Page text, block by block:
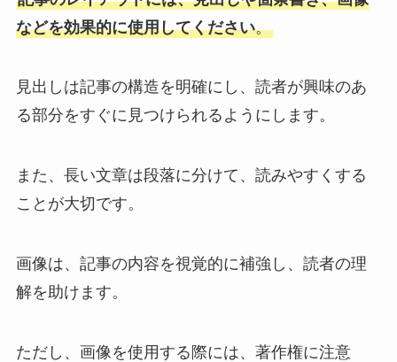
などを効果的に使用してください。
見出しは記事の構造を明確にし、読者が興味のあ
る部分をすぐに見つけられるようにします。
また、長い文章は段落に分けて、読みやすくする
ことが大切です。
画像は、記事の内容を視覚的に補強し、読者の理
解を助けます。
ただし、画像を使用する際には、著作権に注意